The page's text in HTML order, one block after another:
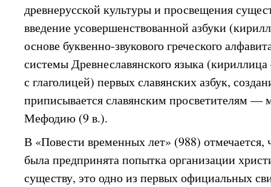
древнерусской культуры и просвещения
введение усовершенствованной азбуки
основе буквенно-звукового греческого
системы Древнеславянского языка
с глаголицей) первых славянских азбук,
приписывается славянским просветителям
Мефодию (9 в.).
В «Повести временных лет» (988)
была предпринята попытка организации
существу, это одно из первых официальных